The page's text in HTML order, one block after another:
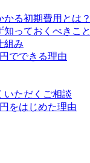
る初期費用とは？
っておくべきこと
組み
でできる理由
いただくご相談
をはじめた理由